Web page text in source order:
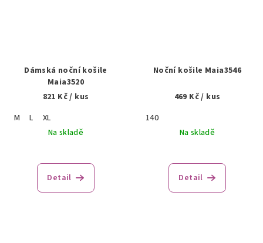
Dámská noční košile
Maia3520
821 Kč/ kus
M
L
XL
Na skladě
Detail
Noční košile Maia3546
469 Kč/ kus
140
Na skladě
Detail